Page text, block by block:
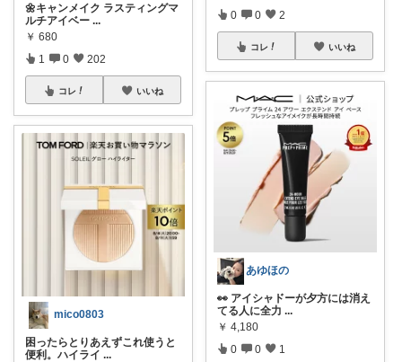
🌼キャンメイク ラスティングマ
ルチアイベー ...
￥ 680
1 0 202
コレ いいね
mico0803
困ったらとりあえずこれ使うと
便利。ハイライ ...
0 0 2
コレ いいね
あゆほの
👀 アイシャドーが夕方には消え
てる人に全力 ...
￥ 4,180
0 0 1